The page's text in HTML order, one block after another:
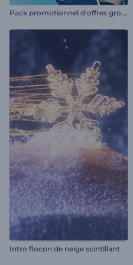
P
ack promotionnel d'offres groupées de bandes dessinées
Intro flocon de neige scintillant